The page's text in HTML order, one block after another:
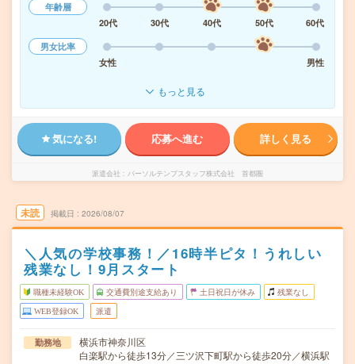
年齢層
20代
30代 40代 50代
60代
男女比率
女性
男性
もっと見る
気になる! 応募へ進む 詳しく見る
派遣会社 パーソルテンプスタッフ株式会社 首都圏
未読 掲載日 2026/08/07
＼人気の学校事務！／16時半ピタ！うれしい
残業なし！9月スタート
職種未経験OK 交通費別途支給あり 土日祝日が休み 残業なし
WEB登録OK 派遣
勤務地
横浜市神奈川区
白楽駅から徒歩13分／三ツ沢下町駅から徒歩20分／横浜駅